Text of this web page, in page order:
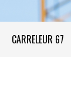
CARRELEUR 67